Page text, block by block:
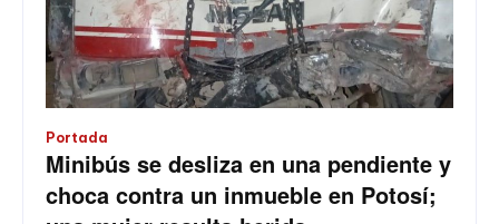
Portada
Minibús se desliza en una pendiente y
choca contra un inmueble en Potosí;